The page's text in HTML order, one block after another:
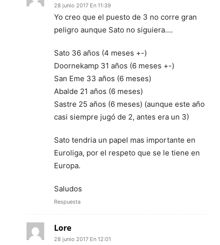
28 junio 2017 En 11:39
Yo creo que el puesto de 3 no corre gran
peligro aunque Sato no siguiera….
Sato 36 años (4 meses +-)
Doornekamp 31 años (6 meses +-)
San Eme 33 años (6 meses)
Abalde 21 años (6 meses)
Sastre 25 años (6 meses) (aunque este año
casi siempre jugó de 2, antes era un 3)
Sato tendria un papel mas importante en
Euroliga, por el respeto que se le tiene en
Europa.
Saludos
Respuesta
Lore
28 junio 2017 En 12:01